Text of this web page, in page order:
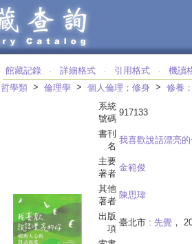
館藏記錄 ‧ 詳細格式 ‧ 引用格式 ‧
機讀
哲學類 > 倫理學 > 個人倫理；修身 > 修養
系統
號碼
917133
書刊
名
我喜歡說話漂亮
主要
著者
金範俊
其他
著者
陳思瑋
出版
項
臺北市 : 先覺 ，